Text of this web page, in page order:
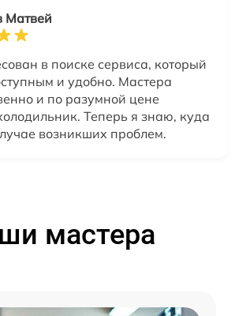
Матвей
в поиске сервиса, который
и удобно. Мастера
и по разумной цене
Теперь я знаю, куда
возникших проблем.
мастера